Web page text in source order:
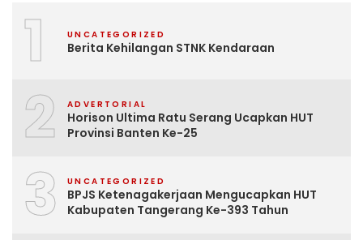
1 UNCATEGORIZED
Berita Kehilangan STNK Kendaraan
2 ADVERTORIAL
Horison Ultima Ratu Serang Ucapkan HUT
Provinsi Banten Ke-25
3 UNCATEGORIZED
BPJS Ketenagakerjaan Mengucapkan HUT
Kabupaten Tangerang Ke-393 Tahun